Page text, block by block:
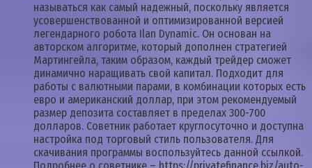
называться как самый надежный, поскольку является
усовершенствованной и оптимизированной версией
легендарного робота Ilan Dynamic. Он основан на
авторском алгоритме, который дополнен стратегией
Мартингейла, таким образом, каждый трейдер сможет
динамично наращивать свой капитал. Подходит для
работы с валютными парами, в комбинации которых есть
евро и американский доллар, при этом рекомендуемый
размер депозита составляет в пределах 300-700
долларов. Советник работает круглосуточно и доступна
настройка под торговый стиль пользователя. Для
скачивания программы воспользуйтесь данной ссылкой.